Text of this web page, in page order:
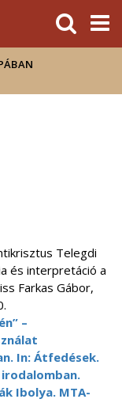
Telegdi
és interpretáció a
Farkas Gábor,
–
In: Átfedések.
Ibolya. MTA-